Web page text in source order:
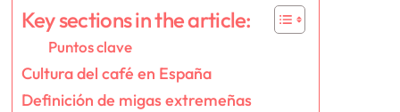
Key sections in the article:
Puntos clave
Cultura del café en España
Definición de migas extremeñas